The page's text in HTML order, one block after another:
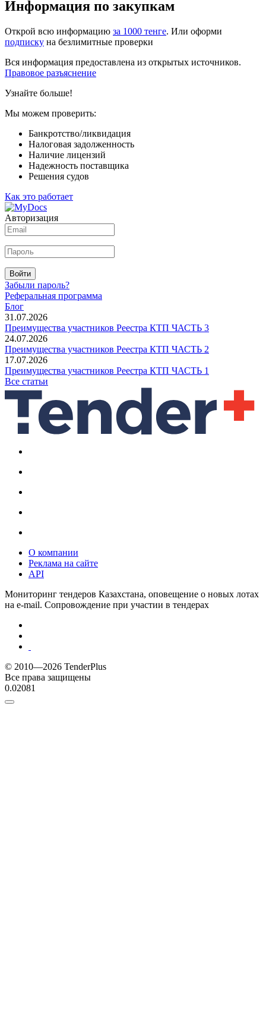
Информация по закупкам
Открой всю информацию за 1000 тенге. Или оформи
подписку на безлимитные проверки
Вся информация предоставлена из открытых источников.
Правовое разъяснение
Узнайте больше!
Мы можем проверить:
Банкротство/ликвидация
Налоговая задолженность
Наличие лицензий
Надежность поставщика
Решения судов
Как это работает
Авторизация
Войти
Забыли пароль?
Реферальная программа
Блог
31.07.2026
Преимущества участников Реестра КТП ЧАСТЬ 3
24.07.2026
Преимущества участников Реестра КТП ЧАСТЬ 2
17.07.2026
Преимущества участников Реестра КТП ЧАСТЬ 1
Все статьи
О компании
Реклама на сайте
API
Мониторинг тендеров Казахстана, оповещение о новых лотах
на e-mail. Сопровождение при участии в тендерах
© 2010—2026 TenderPlus
Все права защищены
0.02081